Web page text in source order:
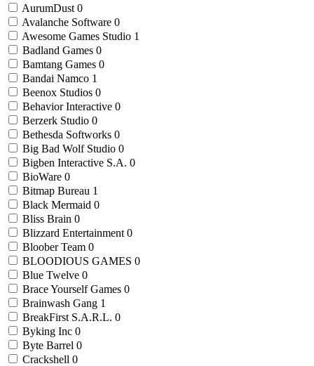
AurumDust 0
Avalanche Software 0
Awesome Games Studio 1
Badland Games 0
Bamtang Games 0
Bandai Namco 1
Beenox Studios 0
Behavior Interactive 0
Berzerk Studio 0
Bethesda Softworks 0
Big Bad Wolf Studio 0
Bigben Interactive S.A. 0
BioWare 0
Bitmap Bureau 1
Black Mermaid 0
Bliss Brain 0
Blizzard Entertainment 0
Bloober Team 0
BLOODIOUS GAMES 0
Blue Twelve 0
Brace Yourself Games 0
Brainwash Gang 1
BreakFirst S.A.R.L. 0
Byking Inc 0
Byte Barrel 0
Crackshell 0